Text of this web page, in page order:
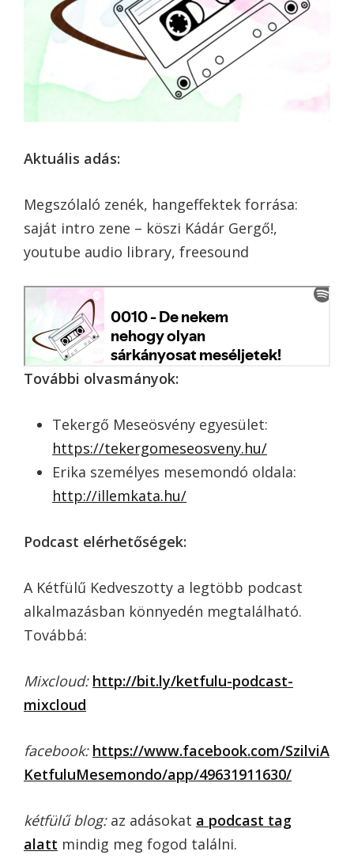
Aktuális adás:
Megszólaló zenék, hangeffektek forrása:
saját intro zene – köszi Kádár Gergő!,
youtube audio library, freesound
További olvasmányok:
Tekergő Meseösvény egyesület:
https://tekergomeseosveny.hu/
Erika személyes mesemondó oldala:
http://illemkata.hu/
Podcast elérhetőségek:
A Kétfülű Kedveszotty a legtöbb podcast
alkalmazásban könnyedén megtalálható.
Továbbá:
Mixcloud: http://bit.ly/ketfulu-podcast-
mixcloud
facebook: https://www.facebook.com/SzilviA
KetfuluMesemondo/app/49631911630/
kétfülű blog:az adásokat a podcast tag
alatt mindig meg fogod találni.